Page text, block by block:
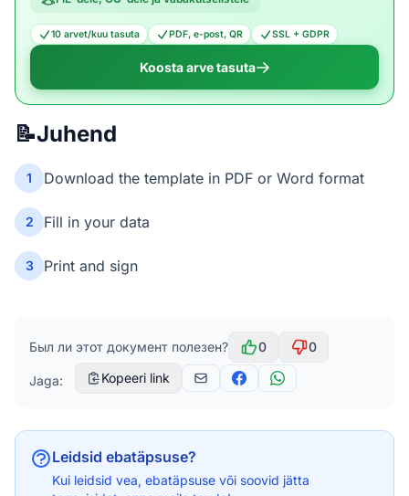
10 arvet/kuu tasuta PDF, e-post, QR SSL + GDPR
Koosta arve tasuta
📝Juhend
1 Download the template in PDF or Word format
2 Fill in your data
3 Print and sign
Был ли этот документ полезен? 0 0
Jaga: Kopeeri link
Leidsid ebatäpsuse?
Kui leidsid vea, ebatäpsuse või soovid jätta